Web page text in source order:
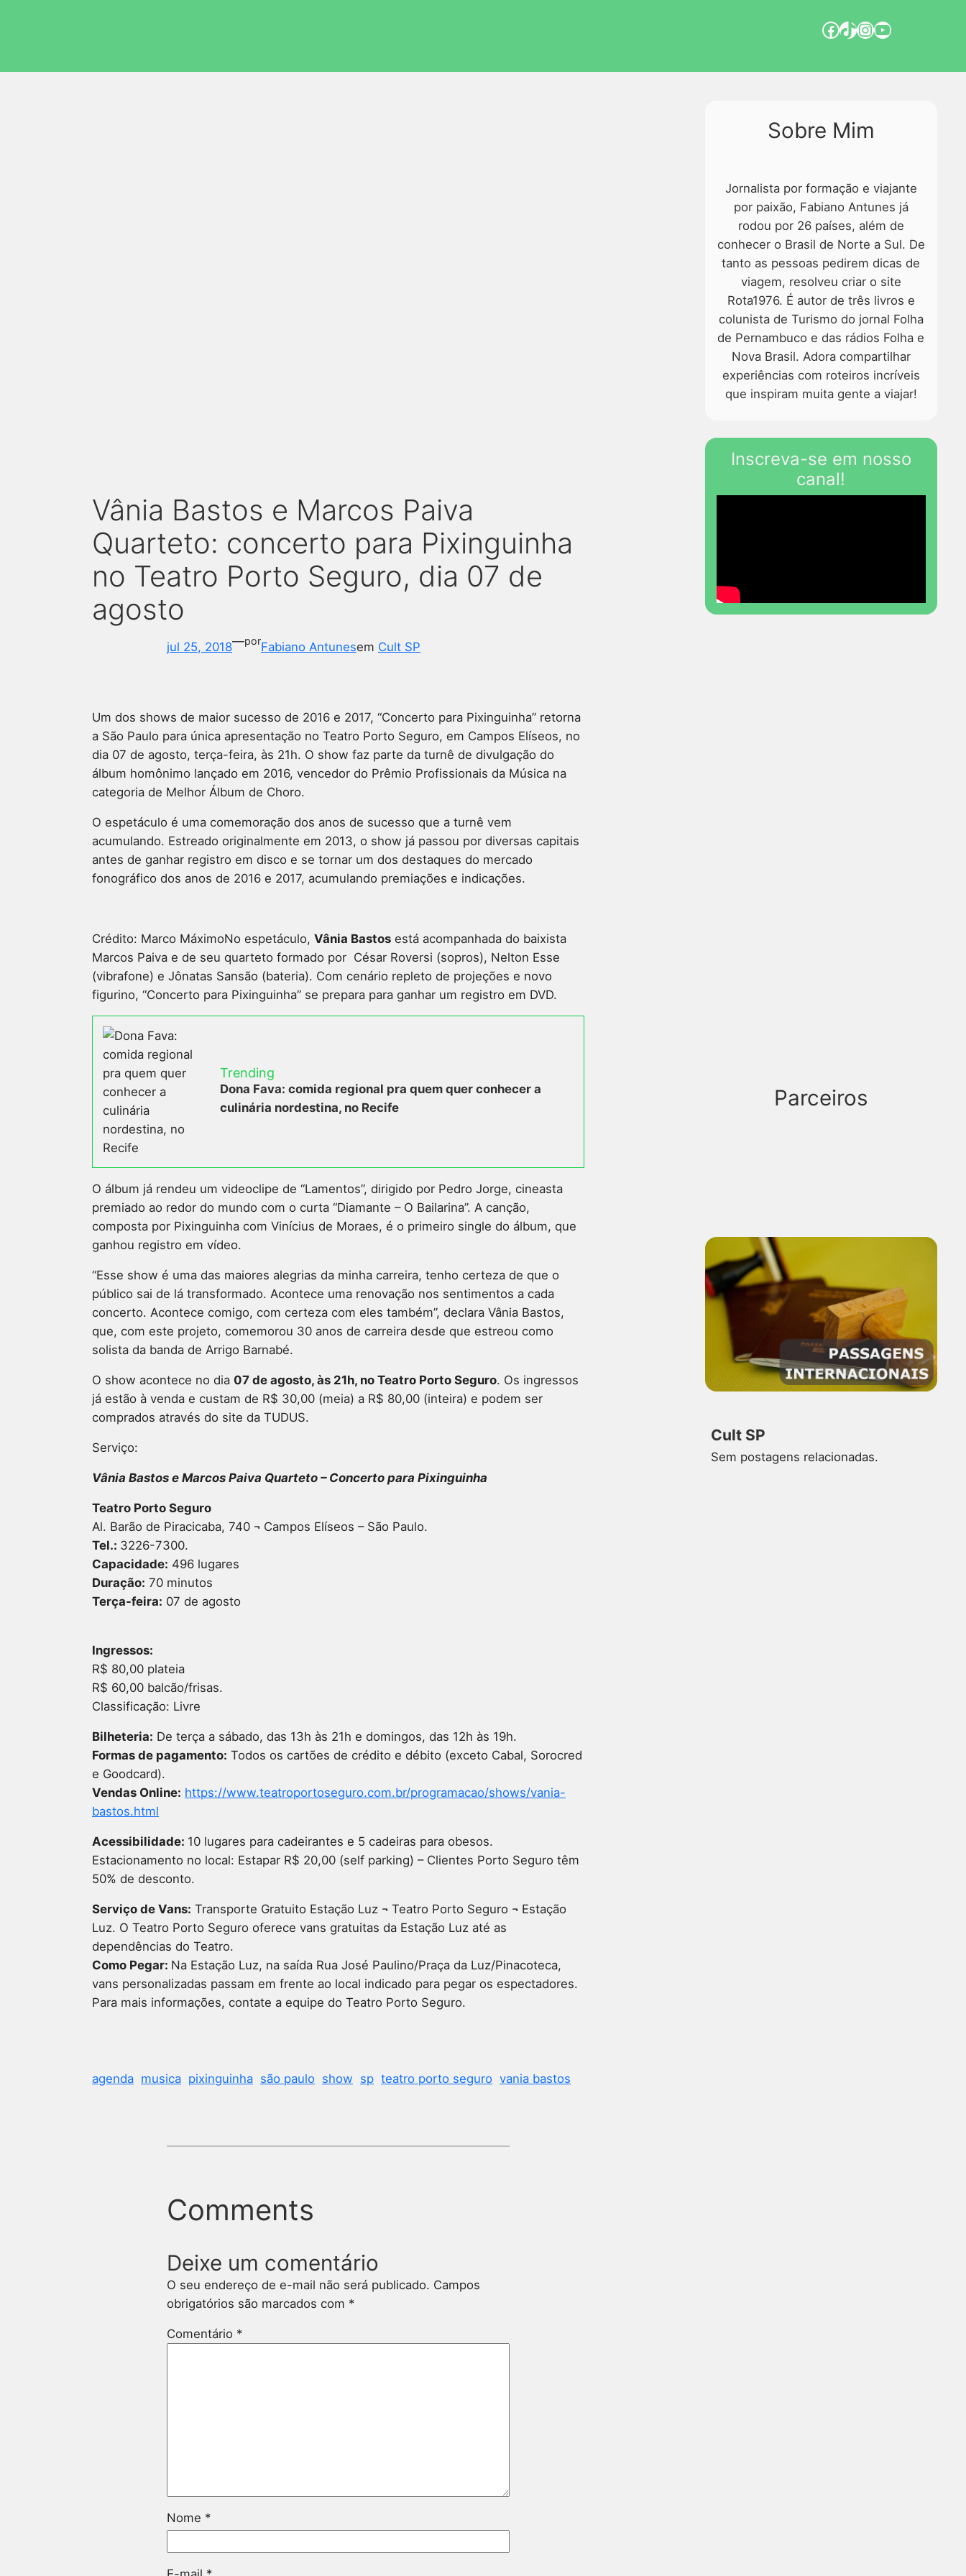
Vânia Bastos e Marcos Paiva
Quarteto: concerto para Pixinguinha
no Teatro Porto Seguro, dia 07 de
agosto
jul 25, 2018—porFabiano Antunesem Cult SP
Um dos shows de maior sucesso de 2016 e 2017, “Concerto para Pixinguinha” retorna
a São Paulo para única apresentação no Teatro Porto Seguro, em Campos Elíseos, no
dia 07 de agosto, terça-feira, às 21h. O show faz parte da turnê de divulgação do
álbum homônimo lançado em 2016, vencedor do Prêmio Profissionais da Música na
categoria de Melhor Álbum de Choro.
O espetáculo é uma comemoração dos anos de sucesso que a turnê vem
acumulando. Estreado originalmente em 2013, o show já passou por diversas capitais
antes de ganhar registro em disco e se tornar um dos destaques do mercado
fonográfico dos anos de 2016 e 2017, acumulando premiações e indicações.
Crédito: Marco MáximoNo espetáculo, Vânia Bastos está acompanhada do baixista
Marcos Paiva e de seu quarteto formado por César Roversi (sopros), Nelton Esse
(vibrafone) e Jônatas Sansão (bateria). Com cenário repleto de projeções e novo
figurino, “Concerto para Pixinguinha” se prepara para ganhar um registro em DVD.
Trending
Dona Fava: comida regional pra quem quer conhecer a
culinária nordestina, no Recife
O álbum já rendeu um videoclipe de “Lamentos”, dirigido por Pedro Jorge, cineasta
premiado ao redor do mundo com o curta “Diamante – O Bailarina”. A canção,
composta por Pixinguinha com Vinícius de Moraes, é o primeiro single do álbum, que
ganhou registro em vídeo.
“Esse show é uma das maiores alegrias da minha carreira, tenho certeza de que o
público sai de lá transformado. Acontece uma renovação nos sentimentos a cada
concerto. Acontece comigo, com certeza com eles também”, declara Vânia Bastos,
que, com este projeto, comemorou 30 anos de carreira desde que estreou como
solista da banda de Arrigo Barnabé.
O show acontece no dia 07 de agosto, às 21h, no Teatro Porto Seguro. Os ingressos
já estão à venda e custam de R$ 30,00 (meia) a R$ 80,00 (inteira) e podem ser
comprados através do site da TUDUS.
Serviço:
Vânia Bastos e Marcos Paiva Quarteto – Concerto para Pixinguinha
Teatro Porto Seguro
Al. Barão de Piracicaba, 740 ¬ Campos Elíseos – São Paulo.
Tel.: 3226-7300.
Capacidade: 496 lugares
Duração: 70 minutos
Terça-feira: 07 de agosto
Ingressos:
R$ 80,00 plateia
R$ 60,00 balcão/frisas.
Classificação: Livre
Bilheteria: De terça a sábado, das 13h às 21h e domingos, das 12h às 19h.
Formas de pagamento: Todos os cartões de crédito e débito (exceto Cabal, Sorocred
e Goodcard).
Vendas Online: https://www.teatroportoseguro.com.br/programacao/shows/vania-
bastos.html
Acessibilidade: 10 lugares para cadeirantes e 5 cadeiras para obesos.
Estacionamento no local: Estapar R$ 20,00 (self parking) – Clientes Porto Seguro têm
50% de desconto.
Serviço de Vans: Transporte Gratuito Estação Luz ¬ Teatro Porto Seguro ¬ Estação
Luz. O Teatro Porto Seguro oferece vans gratuitas da Estação Luz até as
dependências do Teatro.
Como Pegar: Na Estação Luz, na saída Rua José Paulino/Praça da Luz/Pinacoteca,
vans personalizadas passam em frente ao local indicado para pegar os espectadores.
Para mais informações, contate a equipe do Teatro Porto Seguro.
agenda musica pixinguinha são paulo show sp teatro porto seguro vania bastos
Comments
Deixe um comentário
O seu endereço de e-mail não será publicado. Campos
obrigatórios são marcados com *
Comentário *
Nome *
Sobre Mim
Jornalista por formação e viajante
por paixão, Fabiano Antunes já
rodou por 26 países, além de
conhecer o Brasil de Norte a Sul. De
tanto as pessoas pedirem dicas de
viagem, resolveu criar o site
Rota1976. É autor de três livros e
colunista de Turismo do jornal Folha
de Pernambuco e das rádios Folha e
Nova Brasil. Adora compartilhar
experiências com roteiros incríveis
que inspiram muita gente a viajar!
Inscreva-se em nosso
canal!
Parceiros
Cult SP
Sem postagens relacionadas.